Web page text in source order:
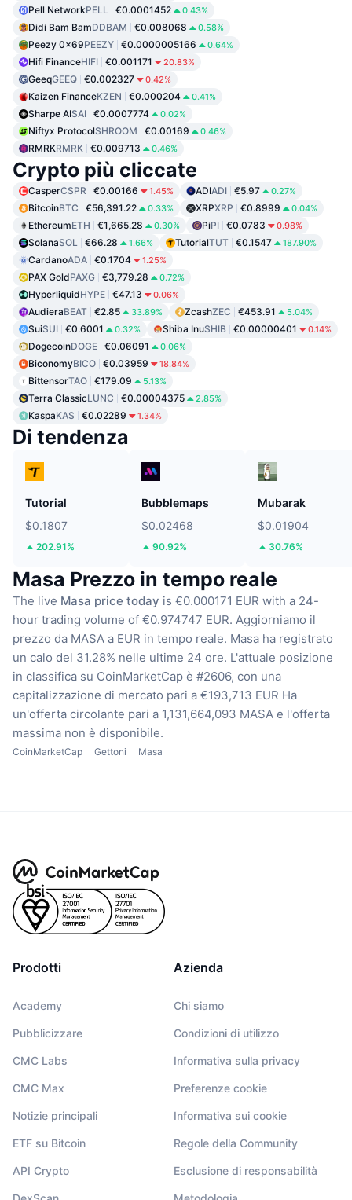
Pell NetworkPELL €0.0001452 0.43%
Didi Bam BamDDBAM €0.008068 0.58%
Peezy 0x69PEEZY €0.0000005166 0.64%
Hifi FinanceHIFI €0.001171 20.83%
GeeqGEEQ €0.002327 0.42%
Kaizen FinanceKZEN €0.000204 0.41%
Sharpe AISAI €0.0007774 0.02%
Niftyx ProtocolSHROOM €0.00169 0.46%
RMRKRMRK €0.009713 0.46%
Crypto più cliccate
CasperCSPR €0.00166 1.45% ADIADI €5.97 0.27%
BitcoinBTC €56,391.22 0.33% XRPXRP €0.8999 0.04%
EthereumETH €1,665.28 0.30% PiPI €0.0783 0.98%
SolanaSOL €66.28 1.66% TutorialTUT €0.1547 187.90%
CardanoADA €0.1704 1.25%
PAX GoldPAXG €3,779.28 0.72%
HyperliquidHYPE €47.13 0.06%
AudieraBEAT €2.85 33.89% ZcashZEC €453.91 5.04%
SuiSUI €0.6001 0.32% Shiba InuSHIB €0.00000401 0.14%
DogecoinDOGE €0.06091 0.06%
BiconomyBICO €0.03959 18.84%
BittensorTAO €179.09 5.13%
Terra ClassicLUNC €0.00004375 2.85%
KaspaKAS €0.02289 1.34%
Di tendenza
Tutorial
$0.1807
202.91%
Bubblemaps
$0.02468
90.92%
Mubarak
$0.01904
30.76%
Masa Prezzo in tempo reale
The live Masa price today is €0.000171 EUR with a 24-
hour trading volume of €0.974747 EUR. Aggiorniamo il
prezzo da MASA a EUR in tempo reale. Masa ha registrato
un calo del 31.28% nelle ultime 24 ore. L'attuale posizione
in classifica su CoinMarketCap è #2606, con una
capitalizzazione di mercato pari a €193,713 EUR Ha
un'offerta circolante pari a 1,131,664,093 MASA e l'offerta
massima non è disponibile.
CoinMarketCap Gettoni Masa
Prodotti
Academy
Pubblicizzare
CMC Labs
CMC Max
Notizie principali
ETF su Bitcoin
API Crypto
Azienda
Chi siamo
Condizioni di utilizzo
Informativa sulla privacy
Preferenze cookie
Informativa sui cookie
Regole della Community
Esclusione di responsabilità